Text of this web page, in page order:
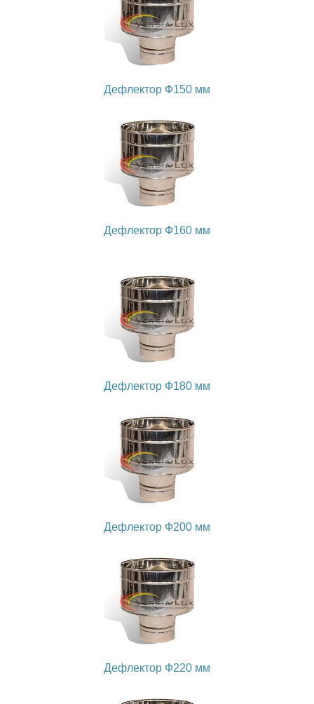
Дефлектор Ф150 мм
Дефлектор Ф160 мм
Дефлектор Ф180 мм
Дефлектор Ф200 мм
Дефлектор Ф220 мм